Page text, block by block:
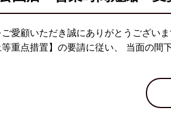
愛顧いただき誠にありがとうござい
重点措置】の要請に従い、 当面の間